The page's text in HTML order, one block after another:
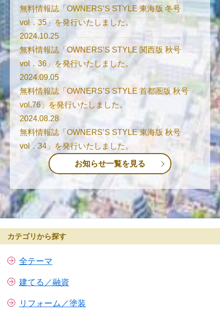
無料情報誌「OWNERS’S STYLE 東海版 冬号
vol．35」を発行いたしました。
2024.10.25
無料情報誌「OWNERS’S STYLE 関西版 秋号
vol．36」を発行いたしました。
2024.09.05
無料情報誌「OWNERS’S STYLE 首都圏版 秋号
vol.76」を発行いたしました。
2024.08.28
無料情報誌「OWNERS’S STYLE 東海版 秋号
vol．34」を発行いたしました。
お知らせ一覧を見る
カテゴリから探す
全テーマ
建てる／融資
リフォーム／塗装